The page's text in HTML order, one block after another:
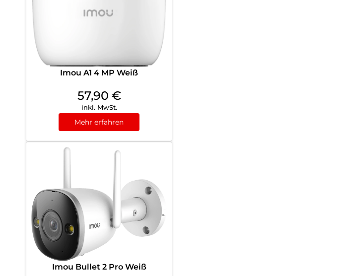
Imou A1 4 MP Weiß
57,90 €
inkl. MwSt.
Mehr erfahren
Imou Bullet 2 Pro Weiß